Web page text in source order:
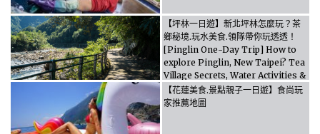
【坪林一日遊】新北坪林怎麼玩？茶
鄉秘境.玩水美食.領隊帶你玩透透！
[Pinglin One-Day Trip] How to
explore Pinglin, New Taipei? Tea
Village Secrets, Water Activities &
Food, Let the guide take you
through it all!
【花蓮美食.景點親子一日遊】食尚玩
家推薦地圖